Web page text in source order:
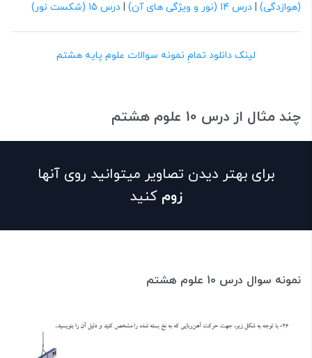
(هوازدگی) | درس 14 (نور و ویژگی های آن) | درس 15 (شکست نور)
لینک دانلود تمامِ نمونه سوالات علوم پایه هشتم
چند مثال از درس 10 علوم هشتم
برای بهتر دیدن تصاویر میتوانید روی آنها
زوم کنید
نمونه سوال درس 10 علوم هشتم